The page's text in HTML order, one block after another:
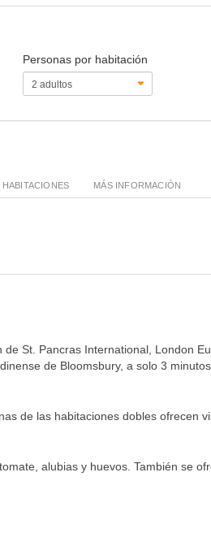
Personas por habitación
HABITACIONES MÁS INFORMACIÓN
St. Pancras International, London
de Bloomsbury, a solo 3
de las habitaciones dobles ofrecen
alubias y huevos. También se